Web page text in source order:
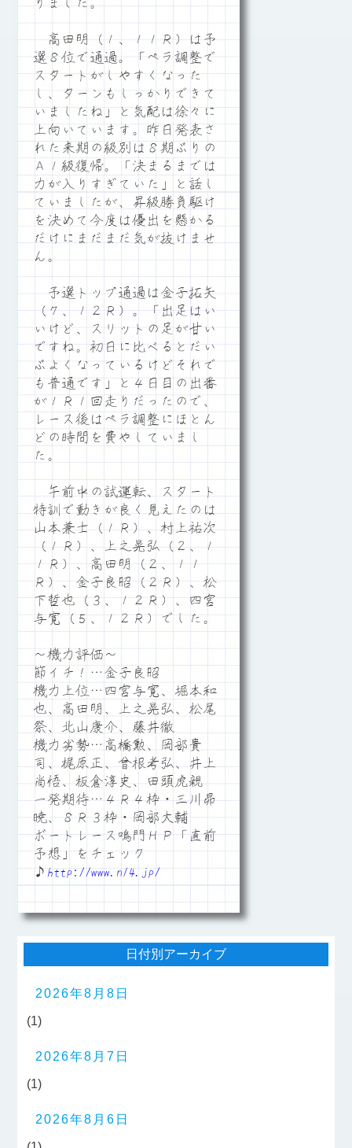
りました。
高田明（１、１１Ｒ）は予
選８位で通過。「ペラ調整で
スタートがしやすくなった
し、ターンもしっかりできて
いましたね」と気配は徐々に
上向いています。昨日発表さ
れた来期の級別は８期ぶりの
Ａ１級復帰。「決まるまでは
力が入りすぎていた」と話し
ていましたが、昇級勝負駆け
を決めて今度は優出を懸かる
だけにまだまだ気が抜けませ
ん。
予選トップ通過は金子拓矢
（７、１２Ｒ）。「出足はい
いけど、スリットの足が甘い
ですね。初日に比べるとだい
ぶよくなっているけどそれで
も普通です」と４日目の出番
が１Ｒ１回走りだったので、
レース後はペラ調整にほとん
どの時間を費やしていまし
た。
午前中の試運転、スタート
特訓で動きが良く見えたのは
山本兼士（１Ｒ）、村上祐次
（１Ｒ）、上之晃弘（２、１
１Ｒ）、高田明（２、１１
Ｒ）、金子良昭（２Ｒ）、松
下哲也（３、１２Ｒ）、四宮
与寛（５、１２Ｒ）でした。
～機力評価～
節イチ！…金子良昭
機力上位…四宮与寛、堀本和
也、高田明、上之晃弘、松尾
祭、北山康介、藤井徹
機力劣勢…高橋勲、岡部貴
司、梶原正、曾根考弘、井上
尚悟、板倉淳史、田頭虎親
一発期待…４Ｒ４枠・三川昴
暁、８Ｒ３枠・岡部大輔
ボートレース鳴門ＨＰ「直前
予想」をチェック
♪ http://www.n14.jp/
日付別アーカイブ
2026年8月8日
(1)
2026年8月7日
(1)
2026年8月6日